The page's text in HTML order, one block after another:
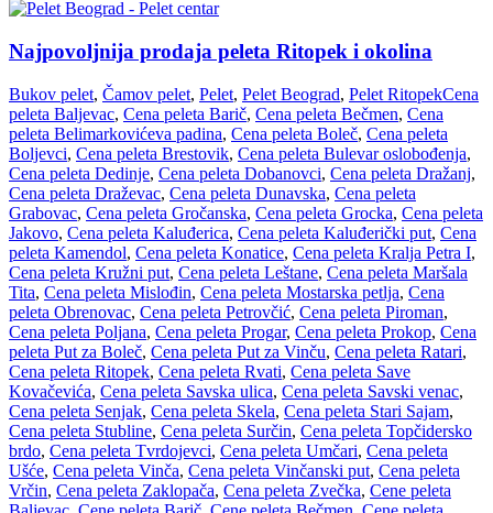
Najpovoljnija prodaja peleta Ritopek i okolina
Bukov pelet, Čamov pelet, Pelet, Pelet Beograd, Pelet RitopekCena
peleta Baljevac, Cena peleta Barič, Cena peleta Bečmen, Cena
peleta Belimarkovićeva padina, Cena peleta Boleč, Cena peleta
Boljevci, Cena peleta Brestovik, Cena peleta Bulevar oslobođenja,
Cena peleta Dedinje, Cena peleta Dobanovci, Cena peleta Dražanj,
Cena peleta Draževac, Cena peleta Dunavska, Cena peleta
Grabovac, Cena peleta Gročanska, Cena peleta Grocka, Cena peleta
Jakovo, Cena peleta Kaluđerica, Cena peleta Kaluđerički put, Cena
peleta Kamendol, Cena peleta Konatice, Cena peleta Kralja Petra I,
Cena peleta Kružni put, Cena peleta Leštane, Cena peleta Maršala
Tita, Cena peleta Mislođin, Cena peleta Mostarska petlja, Cena
peleta Obrenovac, Cena peleta Petrovčić, Cena peleta Piroman,
Cena peleta Poljana, Cena peleta Progar, Cena peleta Prokop, Cena
peleta Put za Boleč, Cena peleta Put za Vinču, Cena peleta Ratari,
Cena peleta Ritopek, Cena peleta Rvati, Cena peleta Save
Kovačevića, Cena peleta Savska ulica, Cena peleta Savski venac,
Cena peleta Senjak, Cena peleta Skela, Cena peleta Stari Sajam,
Cena peleta Stubline, Cena peleta Surčin, Cena peleta Topčidersko
brdo, Cena peleta Tvrdojevci, Cena peleta Umčari, Cena peleta
Ušće, Cena peleta Vinča, Cena peleta Vinčanski put, Cena peleta
Vrčin, Cena peleta Zaklopača, Cena peleta Zvečka, Cene peleta